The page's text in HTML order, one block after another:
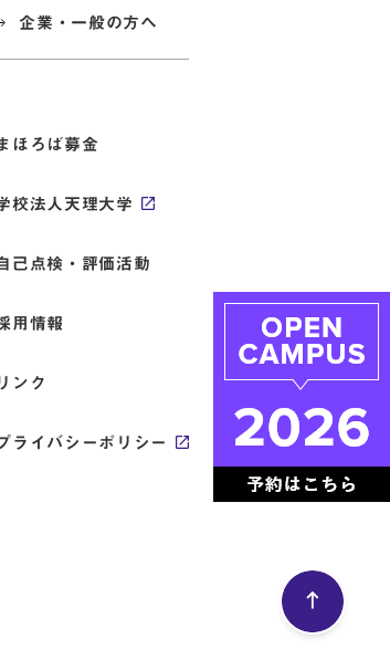
企業・一般の方へ
ほろば募金
校法人天理大学
己点検・評価活動
用情報
ンク
ライバシーポリシー